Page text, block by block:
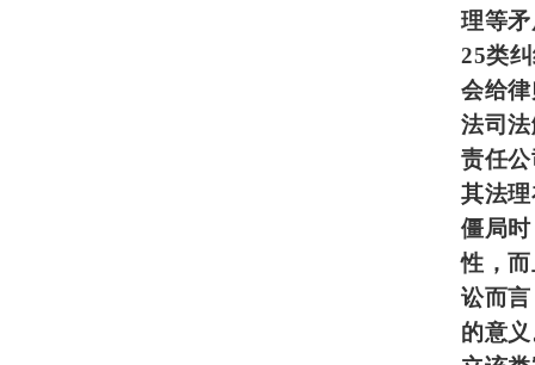
理等
25类
会给
法司
责任
其法
僵局
性，
讼而
的意